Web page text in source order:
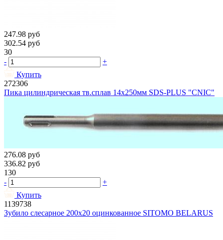
247.98 руб
302.54 руб
30
-
+
Купить
272306
Пика цилиндрическая тв.сплав 14х250мм SDS-PLUS "CNIC"
276.08 руб
336.82 руб
130
-
+
Купить
1139738
Зубило слесарное 200х20 оцинкованное SITOMO BELARUS